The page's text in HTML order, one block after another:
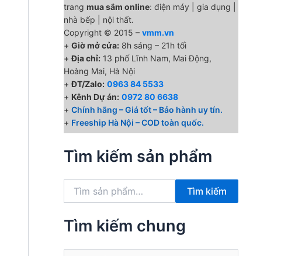
trang mua sắm online: điện máy | gia dụng |
nhà bếp | nội thất.
Copyright © 2015 – vmm.vn
+ Giờ mở cửa: 8h sáng – 21h tối
+Địa chỉ: 13 phố Lĩnh Nam, Mai Động,
Hoàng Mai, Hà Nội
+ĐT/Zalo: 0963 84 5533
+ Kênh Dự án: 0972 80 6638
+ Chính hãng – Giá tốt – Bảo hành uy tín.
+ Freeship Hà Nội – COD toàn quốc.
Tìm kiếm sản phẩm
k
Tìm kiếm
Tìm kiếm chung